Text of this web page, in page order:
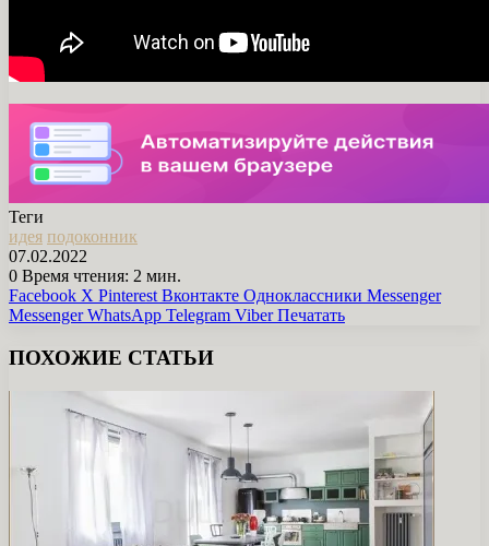
Теги
идея подоконник
07.02.2022
0 Время чтения: 2 мин.
Facebook X Pinterest Вконтакте Одноклассники Messenger
Messenger WhatsApp Telegram Viber Печатать
ПОХОЖИЕ СТАТЬИ